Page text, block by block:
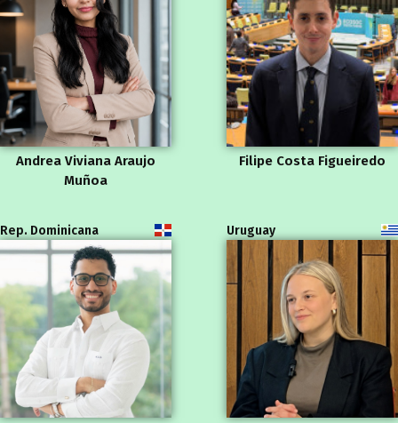
Andrea Viviana Araujo
Muñoa
Filipe Costa Figueiredo
Rep. Dominicana Uruguay